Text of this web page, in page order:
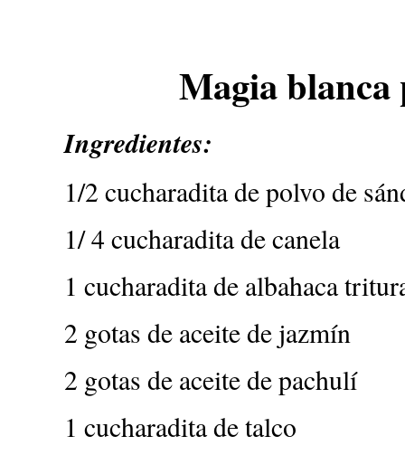
Magia
Ingredientes:
1/2 cucharadita de polvo de
1/ 4 cucharadita de canela
1 cucharadita de albahaca
2 gotas de aceite de jazmín
2 gotas de aceite de pachulí
1 cucharadita de talco